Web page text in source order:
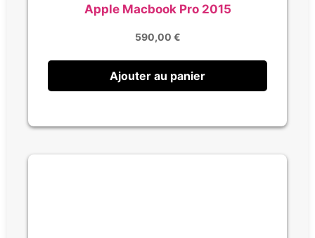
Apple Macbook Pro 2015
590,00 €
Ajouter au panier